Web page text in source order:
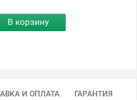
И ОПЛАТА ГАРАНТИЯ